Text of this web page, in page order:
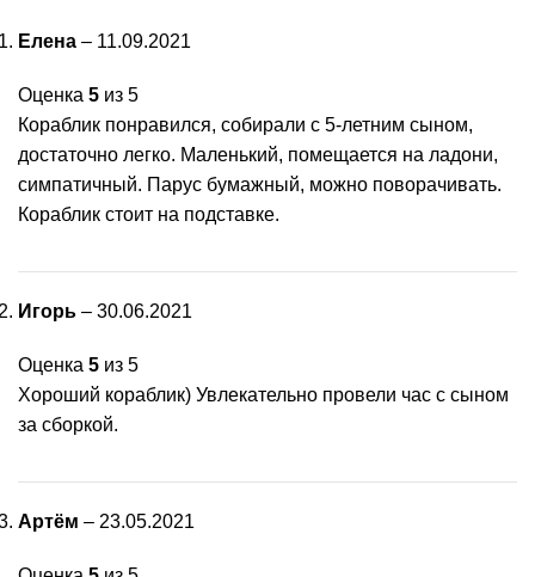
Елена – 11.09.2021
Оценка 5 из 5
Кораблик понравился, собирали с 5-летним сыном,
достаточно легко. Маленький, помещается на ладони,
симпатичный. Парус бумажный, можно поворачивать.
Кораблик стоит на подставке.
Игорь – 30.06.2021
Оценка 5 из 5
Хороший кораблик) Увлекательно провели час с сыном
за сборкой.
Артём – 23.05.2021